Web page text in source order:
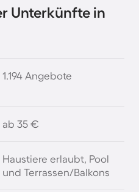
Unterkünfte in
1.194 Angebote
ab 35 €
Haustiere erlaubt, Pool
und Terrassen/Balkons